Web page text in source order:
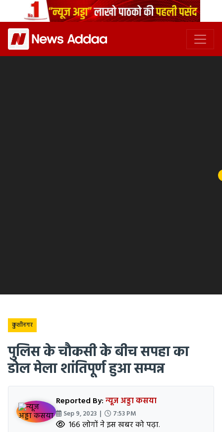
कुशीनगर
पुलिस के चौकसी के बीच सपहा का
डोल मेला शांतिपूर्ण हुआ सम्पन्न
Reported By:न्यूज अड्डा कसया
Sep 9, 2023 | 7:53 PM
166 लोगों ने इस खबर को पढ़ा.